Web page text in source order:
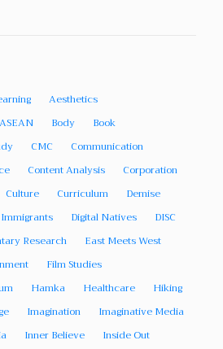
Aesthetics
ASEAN Body
Book
CMC
Communication
Content Analysis
Corporation
Culture Curriculum
Demise
Digital Natives
DISC
Research
East Meets West
Film Studies
Hamka Healthcare
Hiking
Imagination
Imaginative Media
Inner Believe
Inside Out